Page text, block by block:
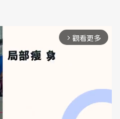
arrow_forward_ios 觀看更多